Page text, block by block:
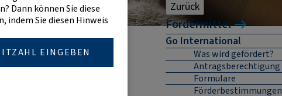
Zurück
Fördermittel
Go International
Was wird gefördert?
Antragsberechtigung
Formulare
Förderbestimmungen
Dann können Sie diese
indem Sie diesen Hinweis
EINGEBEN